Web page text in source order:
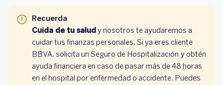
Recuerda
Cuida de tu saludy nosotros te ayudaremos a
cuidar tus finanzas personales. Si ya eres cliente
BBVA, solicita un Seguro de Hospitalización y obtén
ayuda financiera en caso de pasar más de 48 horas
en el hospital por enfermedad o accidente. Puedes